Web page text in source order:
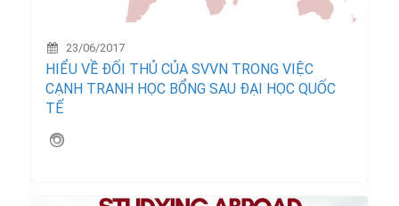
23/06/2017
HIỂU VỀ ĐỐI THỦ CỦA SVVN TRONG VIỆC
CẠNH TRANH HỌC BỔNG SAU ĐẠI HỌC QUỐC
TẾ